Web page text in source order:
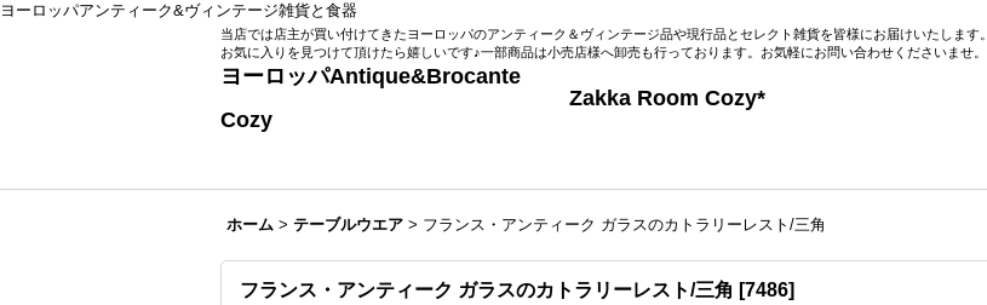
ヨーロッパアンティーク&ヴィンテージ雑貨と食器
当店では店主が買い付けてきたヨーロッパのアンティーク＆ヴィンテージ品や現行品とセレクト雑貨を皆様にお届けいたします。
お気に入りを見つけて頂けたら嬉しいです♪一部商品は小売店様へ卸売も行っております。お気軽にお問い合わせくださいませ。
ヨーロッパAntique&Brocante
Zakka Room Cozy*
Cozy
ホーム > テーブルウエア > フランス・アンティーク ガラスのカトラリーレスト/三角
フランス・アンティーク ガラスのカトラリーレスト/三角 [7486]